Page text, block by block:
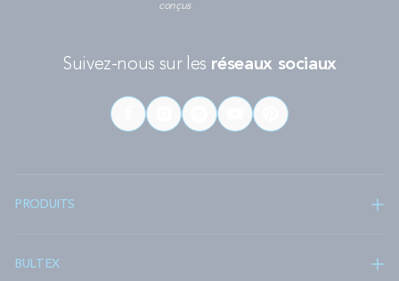
conçus
Suivez-nous sur les réseaux sociaux
PRODUITS
BULTEX